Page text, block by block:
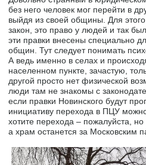
без него человек мог перейти в
выйдя из своей общины. Для
закон, это право у людей и так
эти правки внесены специально
общин. Тут следует понимать
А ведь именно в селах и
населенном пункте, зачастую,
другой просто нет физической
люди там не знакомы с
если правки Новинского будут
инициативу перехода в ПЦУ
хотите перехода – пожалуйста,
а храм останется за Московским